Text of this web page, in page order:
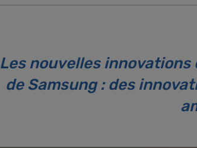
Les nouvelles
de Samsung : des